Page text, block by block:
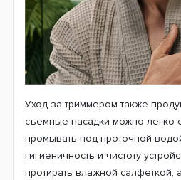
Уход за триммером также
съемные насадки можно легко
промывать под проточной
гигиеничность и чистоту
протирать влажной салфеткой,